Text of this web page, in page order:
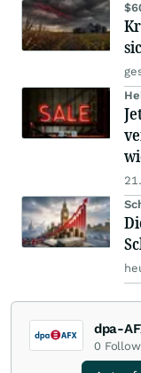
dpa-
0